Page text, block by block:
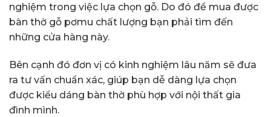
nghiệm trong việc lựa chọn gỗ. Do đó để mua được
bàn thờ gỗ pơmu chất lượng bạn phải tìm đến
những cửa hàng này.
Bên cạnh đó đơn vị có kinh nghiệm lâu năm sẽ đưa
ra tư vấn chuẩn xác, giúp bạn dễ dàng lựa chọn
được kiểu dáng bàn thờ phù hợp với nội thất gia
đình mình.